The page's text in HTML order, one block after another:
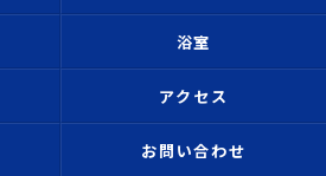
浴室
アクセス
お問い合わせ